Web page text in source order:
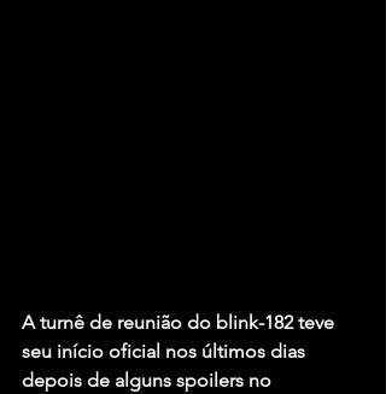
A turnê de reunião do blink-182 teve
seu início oficial nos últimos dias
depois de alguns spoilers no